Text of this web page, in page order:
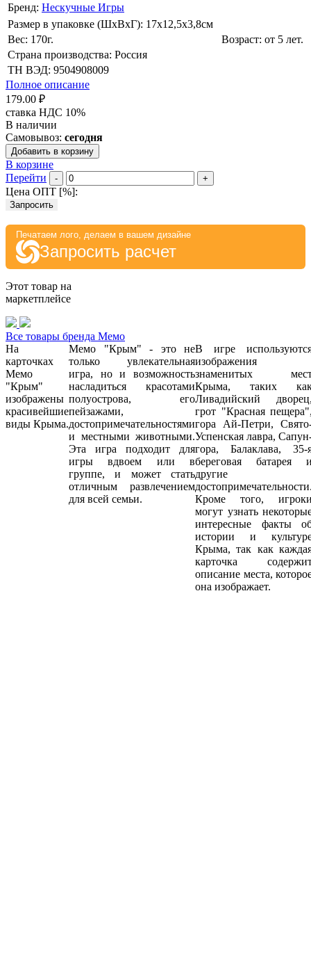
Бренд: Нескучные Игры
Размер в упаковке (ШхВxГ): 17х12,5х3,8cм
Вес: 170г.
Возраст: от 5 лет.
Страна производства: Россия
ТН ВЭД: 9504908009
Полное описание
179.00 ₽
ставка НДС 10%
В наличии
Самовывоз: сегодня
Добавить в корзину
В корзине
Перейти
- +
Цена ОПТ [%]:
Запросить
Печатаем лого, делаем в вашем дизайне
Запросить расчет
Этот товар на
маркетплейсе
Все товары бренда Мемо
На
карточках
Мемо
"Крым"
изображены
красивейшие
виды Крыма.
Мемо "Крым" - это не
только увлекательная
игра, но и возможность
насладиться красотами
полуострова, его
пейзажами,
достопримечательностями
и местными животными.
Эта игра подходит для
игры вдвоем или в
группе, и может стать
отличным развлечением
для всей семьи.
В игре
изображения
знаменитых
Крыма, таких
Ливадийский
грот "Красная
гора Ай-Петри,
Успенская лавра,
гора, Балаклава, 35-
береговая батарея
другие
Кроме того,
могут узнать
интересные факты
истории и
Крыма, так как
карточка
описание места,
она изображает.